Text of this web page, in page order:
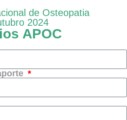
de Osteopatia
2024
APOC